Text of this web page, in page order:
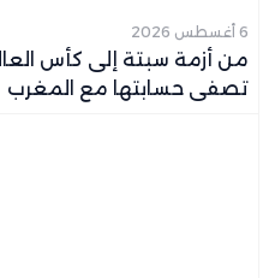
6 أغسطس 2026
من أزمة سبتة إلى كأس
تصفي حسابتها مع المغرب